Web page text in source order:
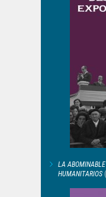
LA
HUMANITARIOS